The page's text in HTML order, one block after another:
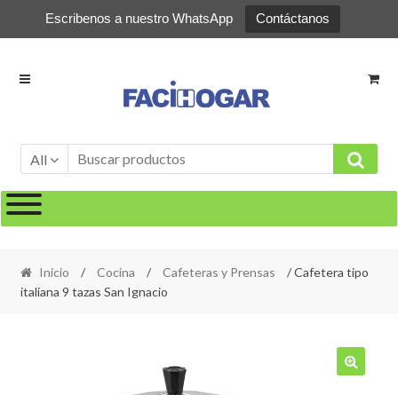
Escribenos a nuestro WhatsApp Contáctanos
Ir
Ir
All
Inicio / Cocina / Cafeteras y Prensas
/ Cafetera tipo
italiana 9 tazas San Ignacio